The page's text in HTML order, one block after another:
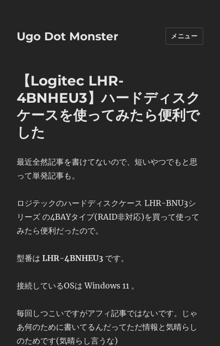
Ugo Dot Monster メニュー
【Logitec LHR-
4BNHEU3】ハードディスク
ケースを使ってみたら便利で
した
最近全然記事を書けてないので、短いやつでもと思
って単発記事も。
ロジテックのハードディスクケース LHR-BNU3シ
リーズ の4BAYタイプ(RAID非対応)を買って使って
みたら便利だったので。
型番はLHR-4BNHEU3 です。
接続しているOSは Windows 11 。
毎回しつこいですがアフィ記事ではないです。じゃ
あ何のために書いてるんだってただ情報と気晴らし
のためです(気晴らし言うな)